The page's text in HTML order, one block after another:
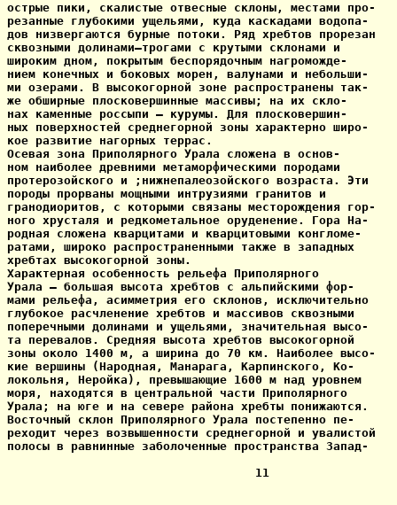
острые пики, скалистые отвесные склоны, местами про-
резанные глубокими ущельями, куда каскадами водопа-
дов низвергаются бурные потоки. Ряд хребтов прорезан
сквозными долинами—трогами с крутыми склонами и
широким дном, покрытым беспорядочным нагроможде-
нием конечных и боковых морен, валунами и небольши-
ми озерами. В высокогорной зоне распространены так-
же обширные плосковершинные массивы; на их скло-
нах каменные россыпи — курумы. Для плосковершин-
ных поверхностей среднегорной зоны характерно широ-
кое развитие нагорных террас.
Осевая зона Приполярного Урала сложена в основ-
ном наиболее древними метаморфическими породами
протерозойского и ;нижнепалеозойского возраста. Эти
породы прорваны мощными интрузиями гранитов и
гранодиоритов, с которыми связаны месторождения гор-
ного хрусталя и редкометальное оруденение. Гора На-
родная сложена кварцитами и кварцитовыми конгломе-
ратами, широко распространенными также в западных
хребтах высокогорной зоны.
Характерная особенность рельефа Приполярного
Урала — большая высота хребтов с альпийскими фор-
мами рельефа, асимметрия его склонов, исключительно
глубокое расчленение хребтов и массивов сквозными
поперечными долинами и ущельями, значительная высо-
та перевалов. Средняя высота хребтов высокогорной
зоны около 1400 м, а ширина до 70 км. Наиболее высо-
кие вершины (Народная, Манарага, Карпинского, Ко-
локольня, Неройка), превышающие 1600 м над уровнем
моря, находятся в центральной части Приполярного
Урала; на юге и на севере района хребты понижаются.
Восточный склон Приполярного Урала постепенно пе-
реходит через возвышенности среднегорной и увалистой
полосы в равнинные заболоченные пространства Запад-
                                   11